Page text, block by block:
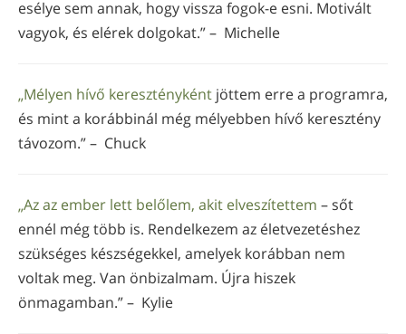
esélye sem annak, hogy vissza fogok-e esni. Motivált
vagyok, és elérek dolgokat.” – Michelle
„Mélyen hívő keresztényként jöttem erre a programra,
és mint a korábbinál még mélyebben hívő keresztény
távozom.” – Chuck
„Az az ember lett belőlem, akit elveszítettem – sőt
ennél még több is. Rendelkezem az életvezetéshez
szükséges készségekkel, amelyek korábban nem
voltak meg. Van önbizalmam. Újra hiszek
önmagamban.” – Kylie